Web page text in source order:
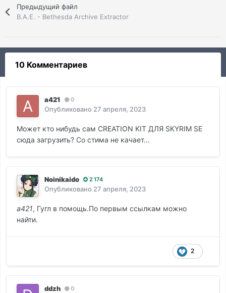
Предыдущий файл
B.A.E. - Bethesda Archive Extractor
10 Комментариев
a421 0
Опубликовано 27 апреля, 2023
Может кто нибудь сам CREATION KIT ДЛЯ SKYRIM SE
сюда загрузить? Со стима не качает...
Noinikaido 2 174
Опубликовано 27 апреля, 2023
a421, Гугл в помощь.По первым ссылкам можно
найти.
2
ddzh 0